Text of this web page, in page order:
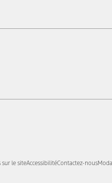
sur le siteAccessibilitéContactez-nous